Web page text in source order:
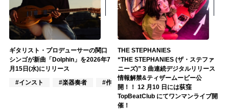
ギタリスト・プロデューサーの関口
シンゴが新曲「Dolphin」を2026年7
月15日(水)にリリース
#インスト
#楽器奏者 #作詞/作曲家
THE STEPHANIES
“THE STEPHANIES (ザ・ステファ
ニーズ)” 3 曲連続デジタルリリース
情報解禁&ティザームービー公
開！！ 12 月10 日には荻窪
TopBeatClub にてワンマンライブ開
催！